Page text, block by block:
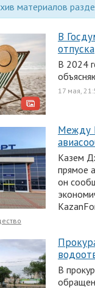
материалов
В
отпуска
В 2024
17 мая,
Между
Казем
прямое
он
В